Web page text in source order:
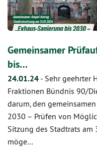
Gemeinsamer
bis…
24.01.24 - Sehr geehrter
Fraktionen Bündnis 90/
darum, den
2030 – Prüfen von
Sitzung des Stadtrats am
möge…